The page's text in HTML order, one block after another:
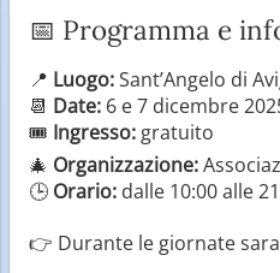
📅 Programma e
📍 Luogo:Sant’Angelo di
📆 Date: 6 e 7 dicembre
🎟️ Ingresso: gratuito
🎄 Organizzazione:
🕒 Orario: dalle 10:00 alle
👉 Durante le giornate